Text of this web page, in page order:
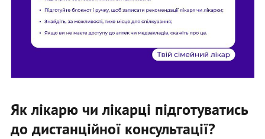
Як лікарю чи лікарці підготуватись
до дистанційної консультації?